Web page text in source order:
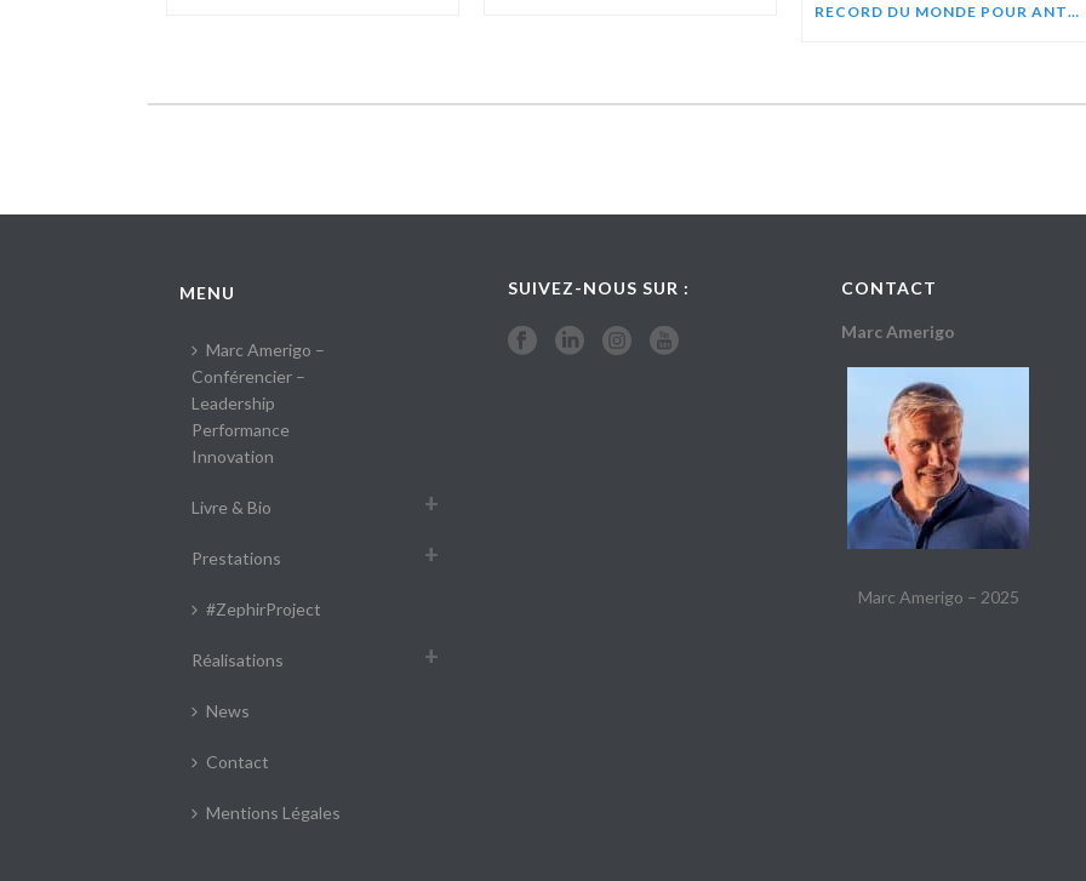
RECORD DU MONDE POUR ANTOINE ALBEAU – 53,49 NOEUDS (99,06 KM/H)
MENU
Marc Amerigo –
Conférencier –
Leadership
Performance
Innovation
Livre & Bio
Prestations
#ZephirProject
Réalisations
News
Contact
Mentions Légales
SUIVEZ-NOUS SUR : CONTACT
Marc Amerigo
Marc Amerigo – 2025